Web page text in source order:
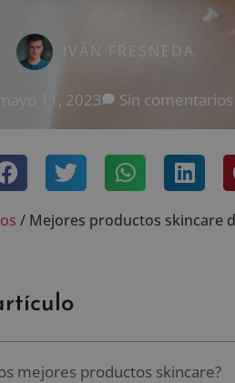
IVÁN FRESNEDA
mayo 11, 2023 Sin comentarios
/ Mejores productos skincare
mejores productos skincare?